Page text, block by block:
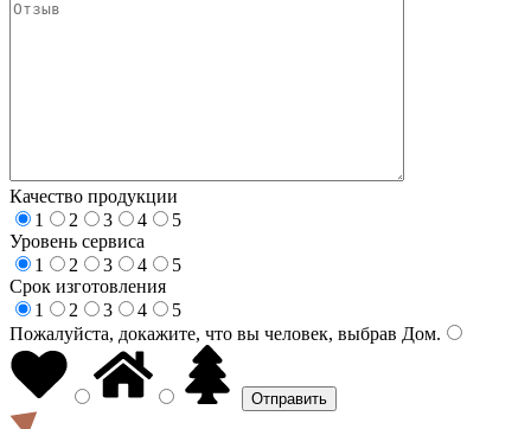
Качество продукции
1
2 3 4
5
Уровень сервиса
1
2 3 4
5
Срок изготовления
1
2 3 4
5
Пожалуйста, докажите, что вы человек, выбрав Дом.